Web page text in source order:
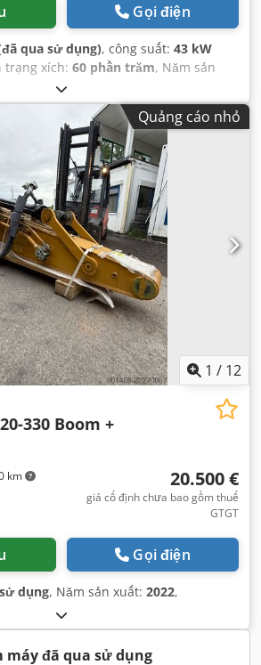
Gọi điện
qua sử dụng), công suất: 43 kW
trạng xích: 60 phần trăm, Năm sản
8.204 h
,
Quảng cáo nhỏ
1 / 12
km
330 Boom +
20.500 €
giá cố định chưa bao gồm thuế
GTGT
Gọi điện
dụng, Năm sản xuất: 2022,
máy đã qua sử dụng